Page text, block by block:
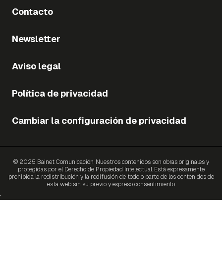
Contacto
Newsletter
Aviso legal
Política de privacidad
Cambiar la configuración de privacidad
© 2025 Bainet Comunicación. Nuestros contenidos son obras originales y
protegidas por el Derecho de Propiedad Intelectual. Está expresamente
prohibida la redistribución y la redifusión de todo o parte de los contenidos de
esta web sin su previo y expreso consentimiento.